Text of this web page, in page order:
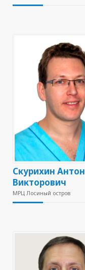
Скурихин Антон
Викторович
МРЦ Лосиный остров